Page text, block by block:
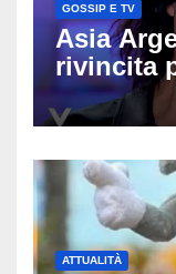
GOSSIP E TV
Asia
rivincita
carriera:
ATTUALITÀ